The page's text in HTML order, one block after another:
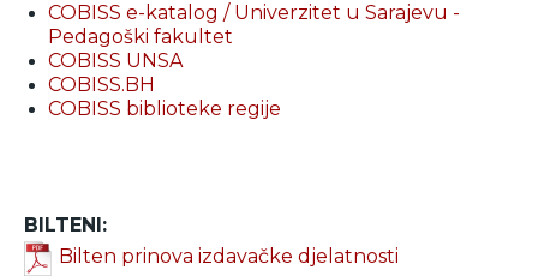
COBISS e-katalog / Univerzitet u Sarajevu -
Pedagoški fakultet
COBISS UNSA
COBISS.BH
COBISS biblioteke regije
BILTENI:
Bilten prinova izdavačke djelatnosti